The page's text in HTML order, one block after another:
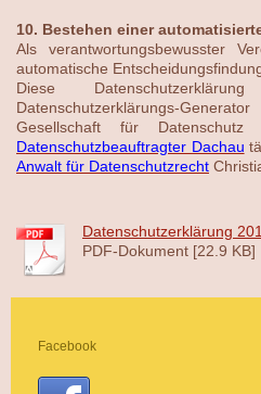
10. Bestehen einer
Als verantwortungsbewusster
automatische
Diese
Datenschutzerklärungs-
Gesellschaft für
Datenschutzbeauftragter Dachau
Anwalt für Datenschutzrecht
Datenschutzerklärung
PDF-Dokument [22.9 KB]
Facebook